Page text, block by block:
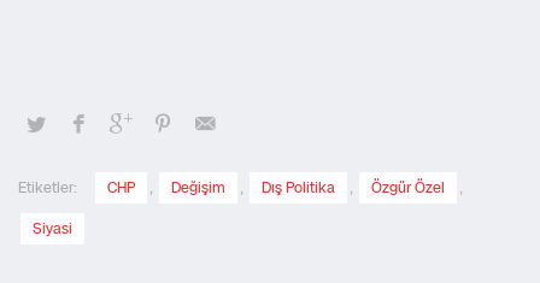
Etiketler: CHP , Değişim , Dış Politika , Özgür Özel ,
Siyasi